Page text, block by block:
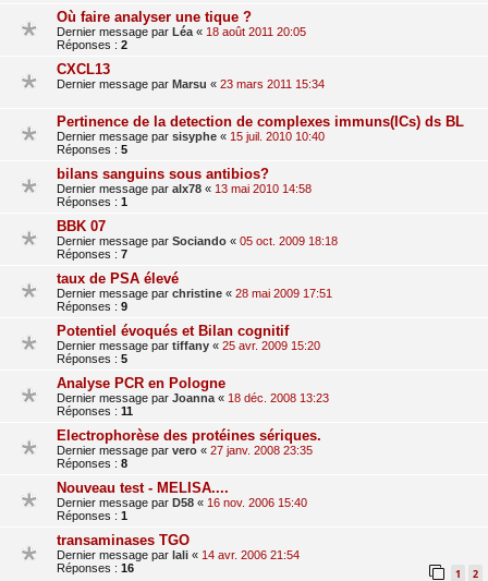
Où faire analyser une tique ?
Dernier message par Léa « 18 août 2011 20:05
Réponses : 2
CXCL13
Dernier message par Marsu « 23 mars 2011 15:34
Pertinence de la detection de complexes immuns(ICs) ds BL
Dernier message par sisyphe « 15 juil. 2010 10:40
Réponses : 5
bilans sanguins sous antibios?
Dernier message par alx78 « 13 mai 2010 14:58
Réponses : 1
BBK 07
Dernier message par Sociando « 05 oct. 2009 18:18
Réponses : 7
taux de PSA élevé
Dernier message par christine « 28 mai 2009 17:51
Réponses : 9
Potentiel évoqués et Bilan cognitif
Dernier message par tiffany « 25 avr. 2009 15:20
Réponses : 5
Analyse PCR en Pologne
Dernier message par Joanna « 18 déc. 2008 13:23
Réponses : 11
Electrophorèse des protéines sériques.
Dernier message par vero « 27 janv. 2008 23:35
Réponses : 8
Nouveau test - MELISA....
Dernier message par D58 « 16 nov. 2006 15:40
Réponses : 1
transaminases TGO
Dernier message par lali « 14 avr. 2006 21:54
Réponses : 16 1 2